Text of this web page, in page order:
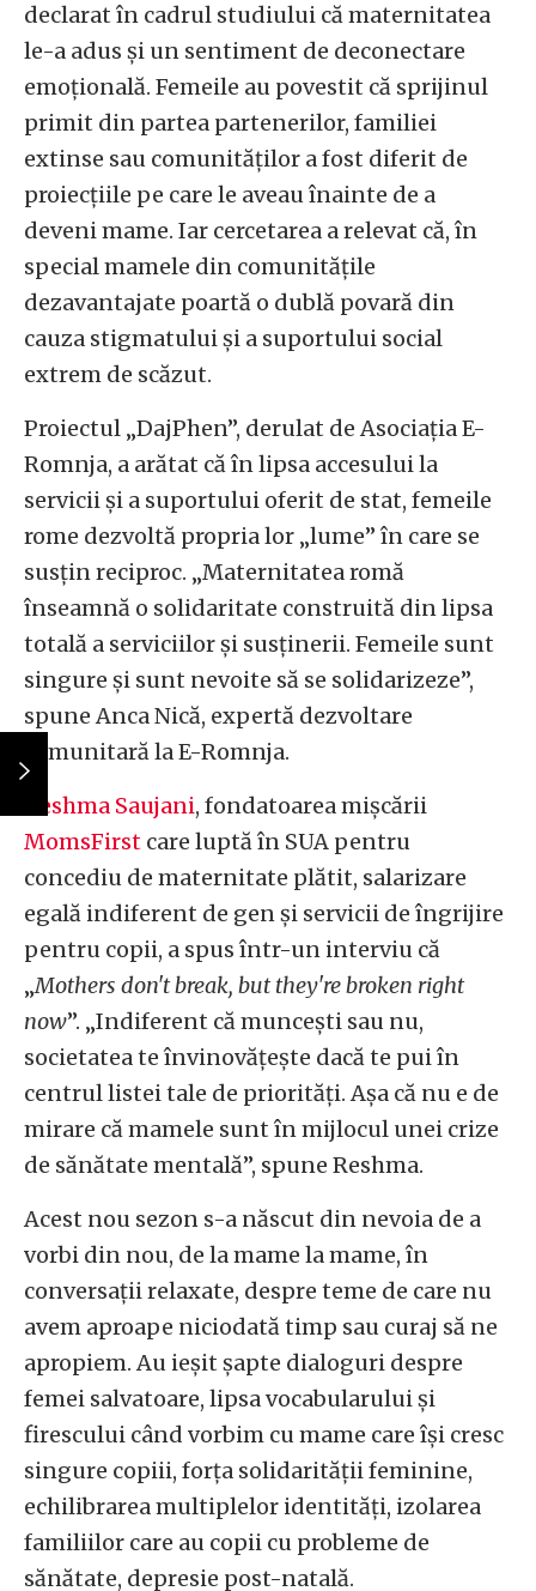
declarat în cadrul studiului că maternitatea
le-a adus și un sentiment de deconectare
emoțională. Femeile au povestit că sprijinul
primit din partea partenerilor, familiei
extinse sau comunităților a fost diferit de
proiecțiile pe care le aveau înainte de a
deveni mame. Iar cercetarea a relevat că, în
special mamele din comunitățile
dezavantajate poartă o dublă povară din
cauza stigmatului și a suportului social
extrem de scăzut.
Proiectul „DajPhen”, derulat de Asociația E-
Romnja, a arătat că în lipsa accesului la
servicii și a suportului oferit de stat, femeile
rome dezvoltă propria lor „lume” în care se
susțin reciproc. „Maternitatea romă
înseamnă o solidaritate construită din lipsa
totală a serviciilor și susținerii. Femeile sunt
singure și sunt nevoite să se solidarizeze”,
spune Anca Nică, expertă dezvoltare
comunitară la E-Romnja.
Reshma Saujani, fondatoarea mișcării
MomsFirst care luptă în SUA pentru
concediu de maternitate plătit, salarizare
egală indiferent de gen și servicii de îngrijire
pentru copii, a spus într-un interviu că
„Mothers don't break, but they're broken right
now”. „Indiferent că muncești sau nu,
societatea te învinovățește dacă te pui în
centrul listei tale de priorități. Așa că nu e de
mirare că mamele sunt în mijlocul unei crize
de sănătate mentală”, spune Reshma.
Acest nou sezon s-a născut din nevoia de a
vorbi din nou, de la mame la mame, în
conversații relaxate, despre teme de care nu
avem aproape niciodată timp sau curaj să ne
apropiem. Au ieșit șapte dialoguri despre
femei salvatoare, lipsa vocabularului și
firescului când vorbim cu mame care își cresc
singure copiii, forța solidarității feminine,
echilibrarea multiplelor identități, izolarea
familiilor care au copii cu probleme de
sănătate, depresie post-natală.